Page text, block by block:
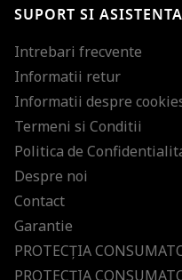
SUPORT SI ASISTENTA
Intrebari frecvente
Informatii retur
Informatii despre
Termeni si Conditii
Politica de
Despre noi
Contact
Garantie
PROTECŢIA
PROTECŢIA